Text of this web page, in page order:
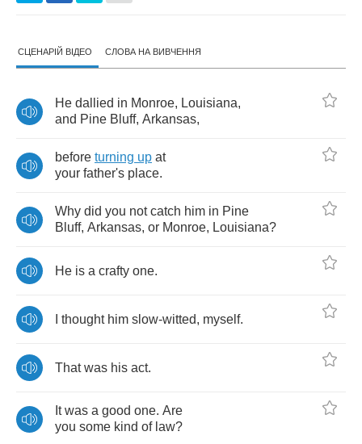
СЦЕНАРІЙ ВІДЕО СЛОВА НА ВИВЧЕННЯ
He dallied in Monroe, Louisiana,
and Pine Bluff, Arkansas,
before turning up at
your father's place.
Why did you not catch him in Pine
Bluff, Arkansas, or Monroe, Louisiana?
He is a crafty one.
thought him slow-witted, myself.
That was his act.
It was a good one. Are
you some kind of law?